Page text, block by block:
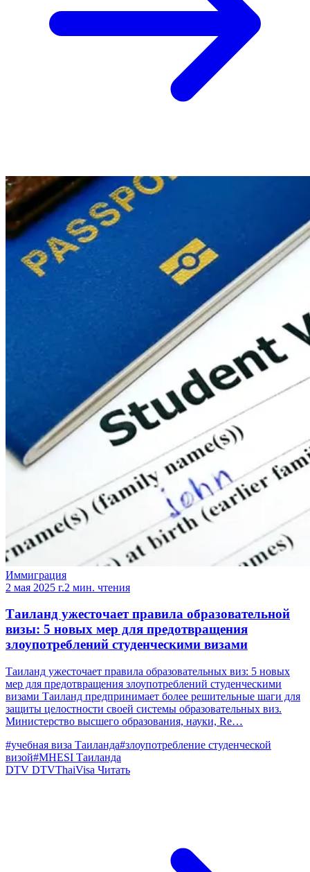
Иммиграция
2 мая 2025 г.2 мин. чтения
Таиланд ужесточает правила образовательной
визы: 5 новых мер для предотвращения
злоупотреблений студенческими визами
Таиланд ужесточает правила образовательных виз: 5 новых
мер для предотвращения злоупотреблений студенческими
визами Таиланд предпринимает более решительные шаги для
защиты целостности своей системы образовательных виз.
Министерство высшего образования, науки, Re…
#учебная виза Таиланда#злоупотребление студенческой
визой#MHESI Таиланда
DTV DTVThaiVisa Читать